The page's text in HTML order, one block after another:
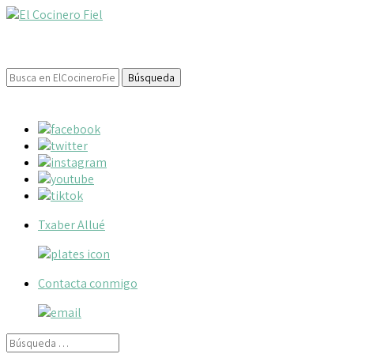
Buscar:
Txaber Allué
Contacta conmigo